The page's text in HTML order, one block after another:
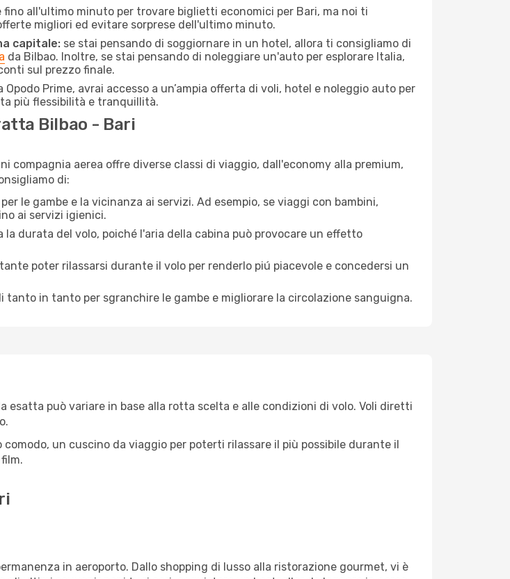
all'ultimo minuto per trovare biglietti economici per Bari, ma noi ti
migliori ed evitare sorprese dell'ultimo minuto.
capitale: se stai pensando di soggiornare in un hotel, allora ti consigliamo di
da Bilbao. Inoltre, se stai pensando di noleggiare un'auto per esplorare Italia,
sul prezzo finale.
Opodo Prime, avrai accesso a un’ampia offerta di voli, hotel e noleggio auto per
più flessibilità e tranquillità.
Bilbao - Bari
aerea offre diverse classi di viaggio, dall'economy alla premium,
di:
le gambe e la vicinanza ai servizi. Ad esempio, se viaggi con bambini,
ai servizi igienici.
durata del volo, poiché l'aria della cabina può provocare un effetto
poter rilassarsi durante il volo per renderlo piú piacevole e concedersi un
tanto in tanto per sgranchire le gambe e migliorare la circolazione sanguigna.
esatta può variare in base alla rotta scelta e alle condizioni di volo. Voli diretti
un cuscino da viaggio per poterti rilassare il più possibile durante il
in aeroporto. Dallo shopping di lusso alla ristorazione gourmet, vi è